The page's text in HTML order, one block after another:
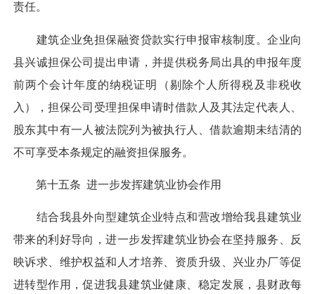
责任。
建筑企业免担保融资贷款实行申报审核制度。企业向
县兴诚担保公司提出申请，并提供税务局出具的申报年度
前两个会计年度的纳税证明（剔除个人所得税及非税收
入），担保公司受理担保申请时借款人及其法定代表人、
股东其中有一人被法院列为被执行人、借款逾期未结清的
不可享受本条规定的融资担保服务。
第十五条 进一步发挥建筑业协会作用
结合我县外向型建筑企业特点和营改增给我县建筑业
带来的利好导向，进一步发挥建筑业协会在坚持服务、反
映诉求、维护权益和人才培养、资质升级、兴业办厂等促
进转型作用，促进我县建筑业健康、稳定发展，县财政每